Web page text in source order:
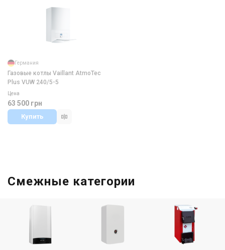
Германия
Газовые котлы Vaillant AtmoTec
Plus VUW 240/5-5
Цена
63 500 грн
Купить
Смежные категории